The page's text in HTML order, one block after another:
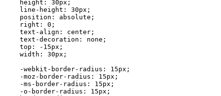
    height: 30px;
    line-height: 30px;
    position: absolute;
    right: 0;
    text-align: center;
    text-decoration: none;
    top: -15px;
    width: 30px;
    -webkit-border-radius: 15px;
    -moz-border-radius: 15px;
    -ms-border-radius: 15px;
    -o-border-radius: 15px;